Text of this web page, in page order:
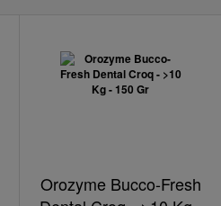
Orozyme Bucco-Fresh